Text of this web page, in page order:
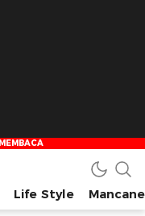
Life Style